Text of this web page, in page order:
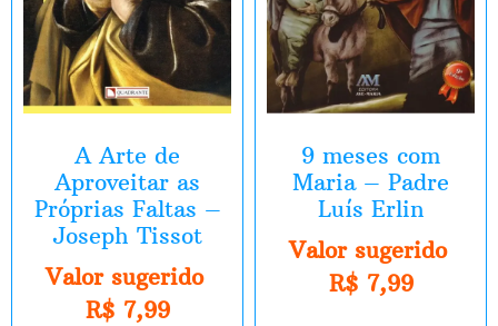
A Arte de
Aproveitar as
Próprias Faltas –
Joseph Tissot
Valor sugerido
R$7,99
9 meses com
Maria – Padre
Luís Erlin
Valor sugerido
R$7,99